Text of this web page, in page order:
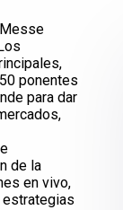
ponentes
para dar
de la
en vivo,
estrategias